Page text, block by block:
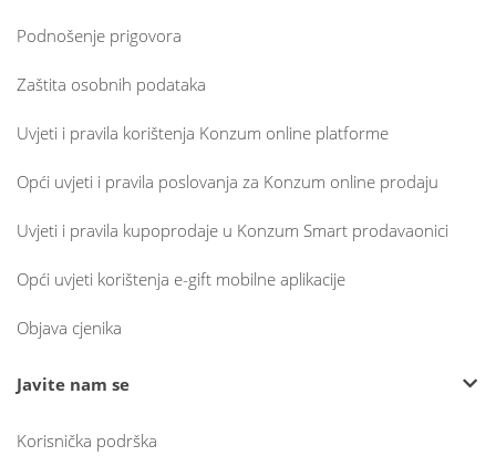
Podnošenje prigovora
Zaštita osobnih podataka
Uvjeti i pravila korištenja Konzum online platforme
Opći uvjeti i pravila poslovanja za Konzum online prodaju
Uvjeti i pravila kupoprodaje u Konzum Smart prodavaonici
Opći uvjeti korištenja e-gift mobilne aplikacije
Objava cjenika
Javite nam se
Korisnička podrška